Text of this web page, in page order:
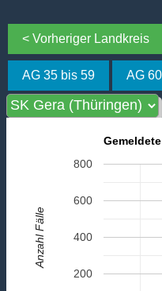
< Vorheriger Landkreis
AG 35 bis 59 AG
200
400
600
800
Anzahl Fälle